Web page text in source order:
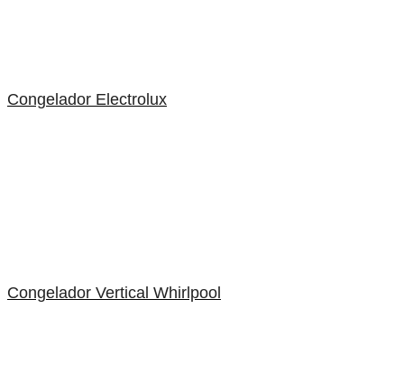
Congelador Electrolux
Congelador Vertical Whirlpool